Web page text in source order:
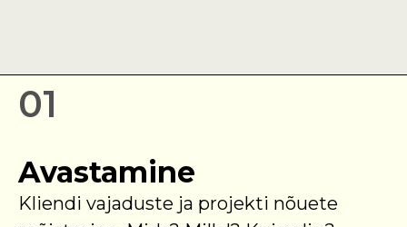
01
Avastamine
Kliendi vajaduste ja projekti nõuete